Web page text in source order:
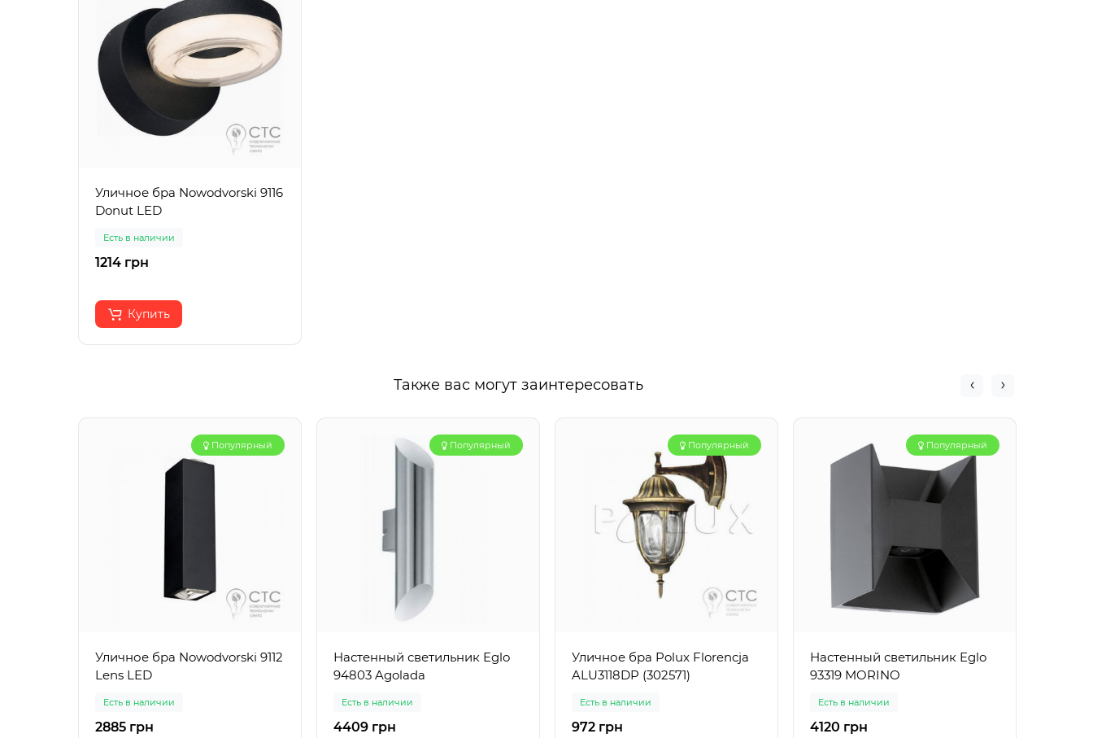
Уличное бра Nowodvorski 9116
Donut LED
Есть в наличии
1214 грн
Купить
Также вас могут заинтересовать
Популярный
Уличное бра Nowodvorski 9112
Lens LED
Есть в наличии
2885 грн
Популярный
Настенный светильник Eglo
94803 Agolada
Есть в наличии
4409 грн
Популярный
Уличное бра Polux Florencja
ALU3118DP (302571)
Есть в наличии
972 грн
Популярный
Настенный светильник Eglo
93319 MORINO
Есть в наличии
4120 грн